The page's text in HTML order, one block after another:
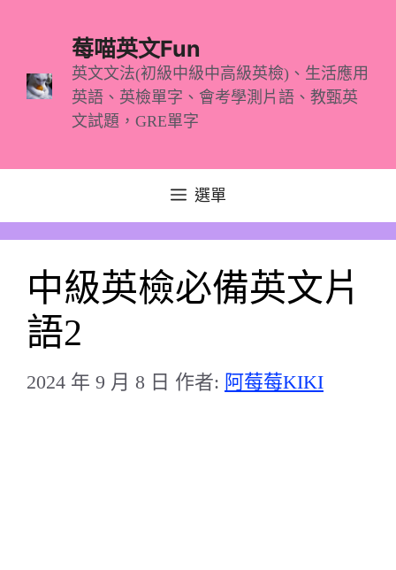
莓喵英文Fun
英文文法(初級中級中高級英檢)、生活應用
英語、英檢單字、會考學測片語、教甄英
文試題，GRE單字
選單
中級英檢必備英文片
語2
2024 年 9 月 8 日 作者: 阿莓莓KIKI